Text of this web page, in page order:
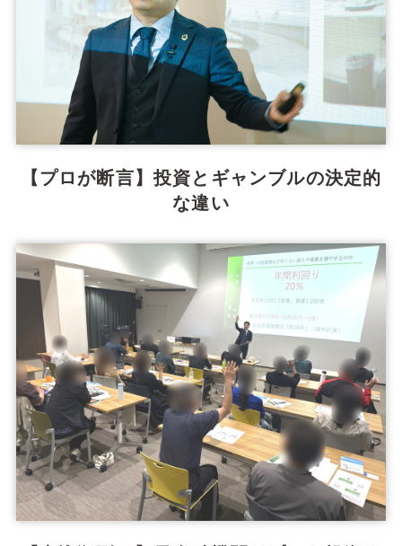
【プロが断言】投資とギャンブルの決定的
な違い